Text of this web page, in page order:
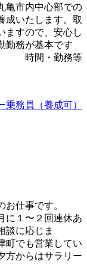
市内中心部での
いたします。取
すので、安心し
務が基本です
の 時間・勤務等
務員（養成可）
のお仕事です。
に１〜２回連休あ
に応じま
でも営業してい
からはサラリー